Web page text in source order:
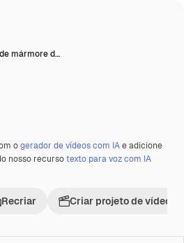
mármore d…
ogerador de vídeos com IAe adicione
nosso recursotexto para voz com IA
Recriar Criar projeto de vídeo